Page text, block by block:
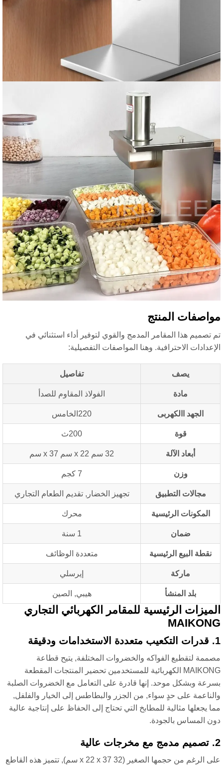
المنتج
تصميم هذا المقامر المدمج والقوي لتوفير أداء استثنائي في
الاحترافية. وهنا المواصفات التفصيلية:
يصف تفاصيل
مادة الفولاذ المقاوم للصدأ
الجهد االكهربى 220الخامس
قوة 200ث
أبعاد الآلة
وزن
مجالات التطبيق تجهيز الخضار, تقديم الطعام التجاري
المكونات الرئيسية محرك
ضمان
نقطة البيع الرئيسية متعددة الوظائف
ماركة إيرسلي
بلد المنشأ هيبي, الصين
الرئيسية للمقامر الكهربائي التجاري
لتقطيع الفواكه والخضروات المختلفة, يتيح قطاعة
MAIKONG الكهربائية للمستخدمين تحضير المنتجات المقطعة
وبشكل موحد. إنها قادرة على التعامل مع الخضروات الصلبة
على حدٍ سواء, من الجزر والبطاطس إلى الخيار والفلفل,
يجعلها مثالية للمطابخ التي تحتاج إلى الحفاظ على إنتاجية عالية
المساس بالجودة.
على الرغم من حجمها الصغير (32 x 22 x 37 سم), تتميز هذه القاطع